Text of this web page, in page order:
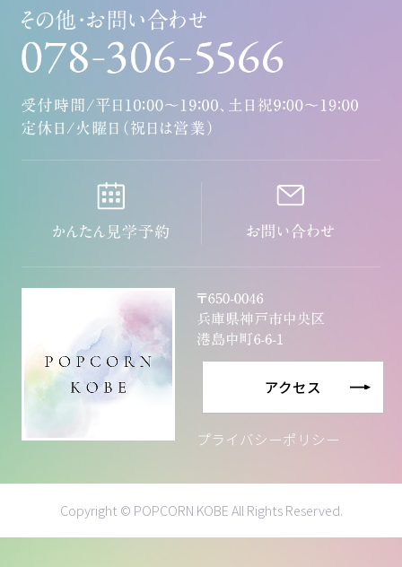
アクセス
プライバシーポリシー
Copyright © POPCORN KOBE All Rights Reserved.